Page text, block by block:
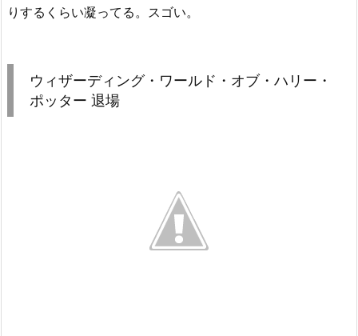
りするくらい凝ってる。スゴい。
ウィザーディング・ワールド・オブ・ハリー・
ポッター 退場